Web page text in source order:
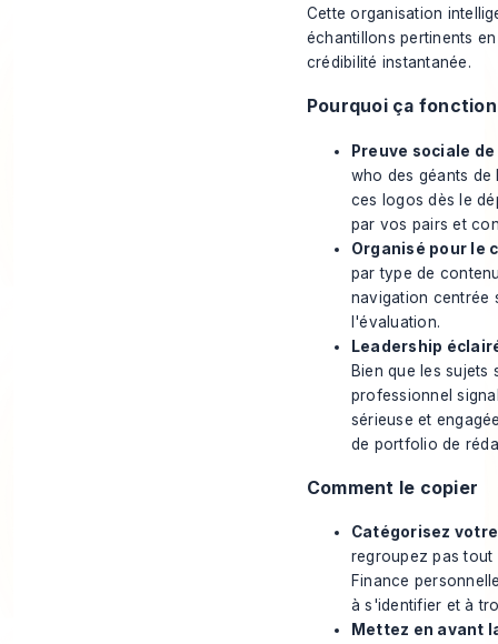
Cette organisation
échantillons pertinents
crédibilité instantanée.
Pourquoi ça
Preuve sociale
who des géants
ces logos dès le
par vos pairs et
Organisé pour le
par type de
navigation centrée
l'évaluation.
Leadership
Bien que les
professionnel
sérieuse et
de portfolio de
Comment le copier
Catégorisez
regroupez pas tout
Finance
à s'identifier et à
Mettez en avant